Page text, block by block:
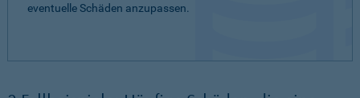
eventuelle Schäden anzupassen.